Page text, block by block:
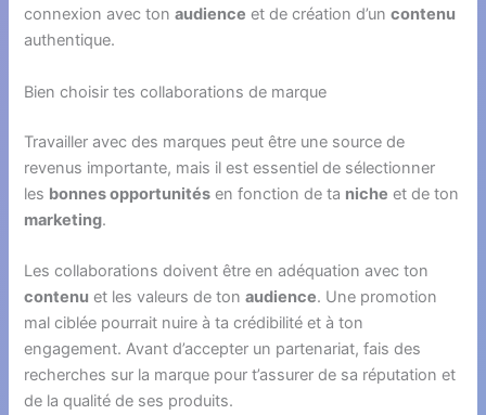
connexion avec tonaudience et de création d’uncontenu
authentique.
Bien choisir tes collaborations de marque
Travailler avec des marques peut être une source de
revenus importante, mais il est essentiel de sélectionner
les bonnes opportunités en fonction de ta niche et de ton
marketing.
Les collaborations doivent être en adéquation avec ton
contenu et les valeurs de tonaudience. Une promotion
mal ciblée pourrait nuire à ta crédibilité et à ton
engagement. Avant d’accepter un partenariat, fais des
recherches sur la marque pour t’assurer de sa réputation et
de la qualité de ses produits.